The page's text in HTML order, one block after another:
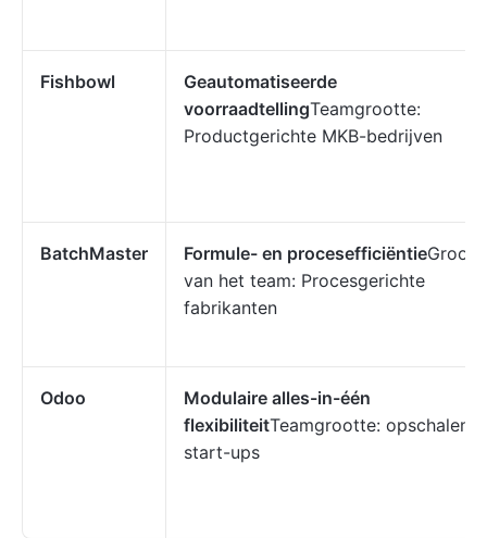
Fishbowl
Geautomatiseerde
voorraadtellingTeamgrootte:
Productgerichte MKB-bedrijven
BatchMaster Formule- en procesefficiëntie
van het team: Procesgerichte
fabrikanten
Odoo
Modulaire alles-in-één
flexibiliteitTeamgrootte:
start-ups